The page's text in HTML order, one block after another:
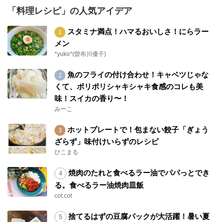
「料理レシピ」の人気アイデア
スタミナ満点！ハマるおいしさ！にらラー
メン
*yuko*(曽布川優子)
魚のフライの付け合わせ！キャベツじゃな
くて、ポリポリシャキシャキ食感のコレも美
味！スイカの香り〜！
みーこ
ホットプレートで！包まない餃子「ぎょう
ざらず」味付けいらずのレシピ
ひこまる
焼肉のたれと食べるラー油でパパっとでき
る。食べるラー油焼肉皿飯
cot.cot
捨てるはずの豆腐パックが大活躍！暑い夏